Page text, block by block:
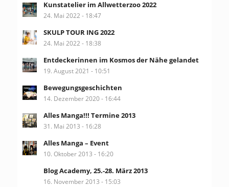
Kunstatelier im Allwetterzoo 2022
24. Mai 2022 - 18:47
SKULP TOUR ING 2022
24. Mai 2022 - 18:38
Entdeckerinnen im Kosmos der Nähe gelandet
19. August 2021 - 10:51
Bewegungsgeschichten
14. Dezember 2020 - 16:44
Alles Manga!!! Termine 2013
31. Mai 2013 - 16:28
Alles Manga – Event
10. Oktober 2013 - 16:20
Blog Academy, 25.-28. März 2013
16. November 2013 - 15:03